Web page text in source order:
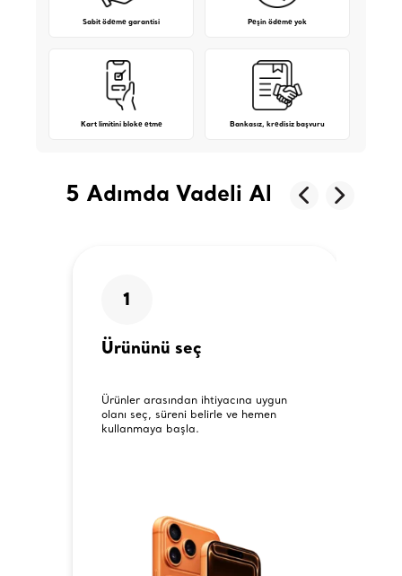
Sabit ödeme garantisi Peşin ödeme yok
Kart limitini bloke etme Bankasız, kredisiz başvuru
5 Adımda Vadeli Al
1
Ürününü seç
Ürünler arasından ihtiyacına uygun
olanı seç, süreni belirle ve hemen
kullanmaya başla.